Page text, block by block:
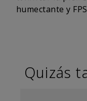
humectante y
Quizás